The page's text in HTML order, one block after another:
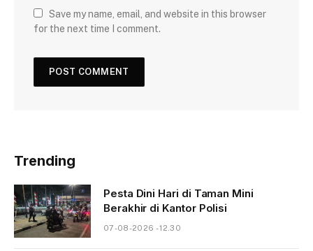
Save my name, email, and website in this browser
for the next time I comment.
Trending
Pesta Dini Hari di Taman Mini
Berakhir di Kantor Polisi
07-08-2026 - 12.30